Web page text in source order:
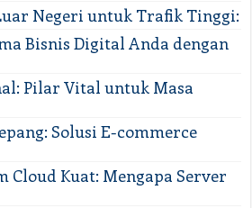
Negeri untuk Trafik Tinggi:
Bisnis Digital Anda dengan
Pilar Vital untuk Masa
Solusi E-commerce
Cloud Kuat: Mengapa Server